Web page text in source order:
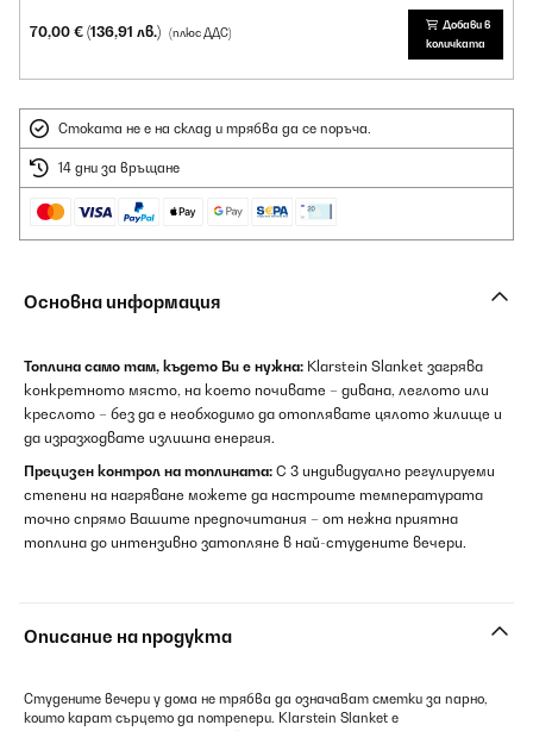
70,00 € (136,91 лв.) (плюс ДДС)
Добави в
количката
Стоката не е на склад и трябва да се поръча.
14 дни за връщане
Основна информация
Топлина само там, където Ви е нужна: Klarstein Slanket загрява
конкретното място, на което почивате – дивана, леглото или
креслото – без да е необходимо да отоплявате цялото жилище и
да изразходвате излишна енергия.
Прецизен контрол на топлината: С 3 индивидуално регулируеми
степени на нагряване можете да настроите температурата
точно спрямо Вашите предпочитания – от нежна приятна
топлина до интензивно затопляне в най-студените вечери.
Описание на продукта
Студените вечери у дома не трябва да означават сметки за парно,
които карат сърцето да потрепери. Klarstein Slanket е